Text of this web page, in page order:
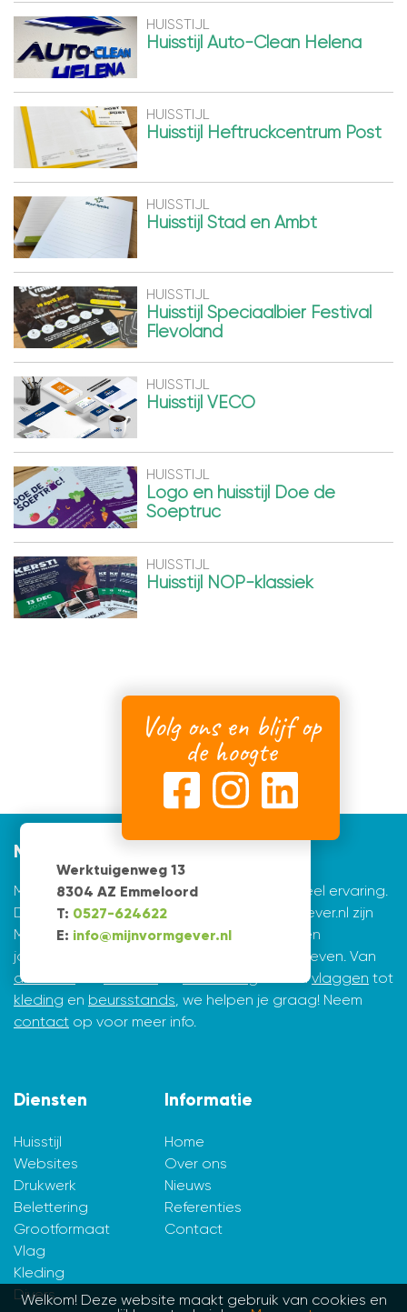
HUISSTIJL
Huisstijl Auto-Clean Helena
HUISSTIJL
Huisstijl Heftruckcentrum Post
HUISSTIJL
Huisstijl Stad en Ambt
HUISSTIJL
Huisstijl Speciaalbier Festival
Flevoland
HUISSTIJL
Huisstijl VECO
HUISSTIJL
Logo en huisstijl Doe de
Soeptruc
HUISSTIJL
Huisstijl NOP-klassiek
Werktuigenweg 13
8304 AZ Emmeloord
T: 0527-624622
E: info@mijnvormgever.nl
Volg ons en blijf op
de hoogte
Mijnvormgever
Mijnvormgever.nl: een grafisch bedrijf met veel ervaring.
De creatieve ontwerpers achter Mijnvormgever.nl zijn
Marius de Vries en Erik Tijsma. Beiden hebben
jarenlange ervaring in ontwerpen en vormgeven. Van
drukwerk
en vanvlaggen tot
kleding en beursstands, we helpen je graag! Neem
contact op voor meer info.
Diensten
Huisstijl
Websites
Drukwerk
Belettering
Grootformaat
Vlag
Kleding
Divers
Informatie
Home
Over ons
Nieuws
Referenties
Contact
Welkom! Deze website maakt gebruik van cookies en